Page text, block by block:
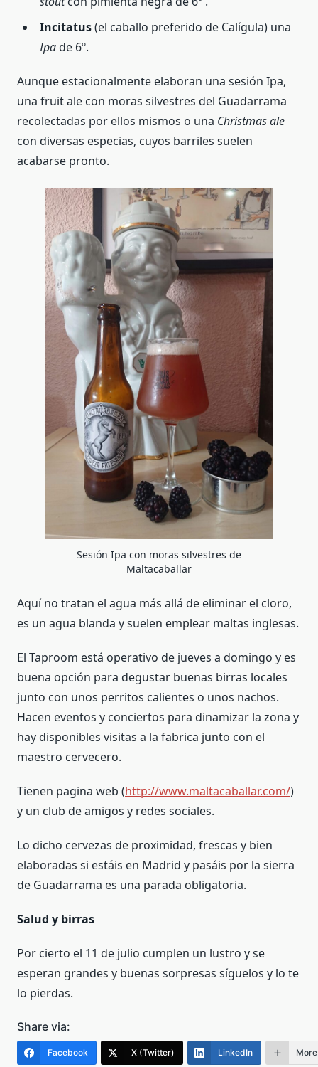
Incitatus(el caballo preferido de Calígula) una
Ipade 6º.
Aunque estacionalmente elaboran una sesión Ipa,
una fruit ale con moras silvestres del Guadarrama
recolectadas por ellos mismos o una Christmas ale
con diversas especias, cuyos barriles suelen
acabarse pronto.
Sesión Ipa con moras silvestres de
Maltacaballar
Aquí no tratan el agua más allá de eliminar el cloro,
es un agua blanda y suelen emplear maltas inglesas.
El Taproom está operativo de jueves a domingo y es
buena opción para degustar buenas birras locales
junto con unos perritos calientes o unos nachos.
Hacen eventos y conciertos para dinamizar la zona y
hay disponibles visitas a la fabrica junto con el
maestro cervecero.
Tienen pagina web (http://www.maltacaballar.com/)
y un club de amigos y redes sociales.
Lo dicho cervezas de proximidad, frescas y bien
elaboradas si estáis en Madrid y pasáis por la sierra
de Guadarrama es una parada obligatoria.
Salud y birras
Por cierto el 11 de julio cumplen un lustro y se
esperan grandes y buenas sorpresas síguelos y lo te
lo pierdas.
Share via:
Facebook X (Twitter) LinkedIn More